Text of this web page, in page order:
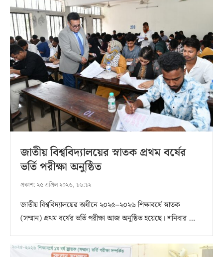
জাতীয় বিশ্ববিদ্যালয়ের স্নাতক প্রথম বর্ষের
ভর্তি পরীক্ষা অনুষ্ঠিত
প্রকাশ: ২৫ এপ্রিল ২০২৬, ১৬:১২
জাতীয় বিশ্ববিদ্যালয়ের অধীনে ২০২৫–২০২৬ শিক্ষাবর্ষে স্নাতক
(সম্মান) প্রথম বর্ষের ভর্তি পরীক্ষা আজ অনুষ্ঠিত হয়েছে। শনিবার …